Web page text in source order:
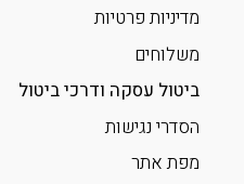
מדיניות פרטיות
משלוחים
ביטול עסקה ודרכי ביטול
הסדרי נגישות
מפת אתר